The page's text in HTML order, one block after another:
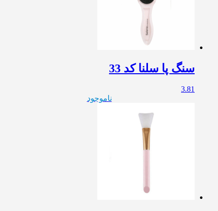
سنگ پا سلنا کد 33
3.81
ناموجود